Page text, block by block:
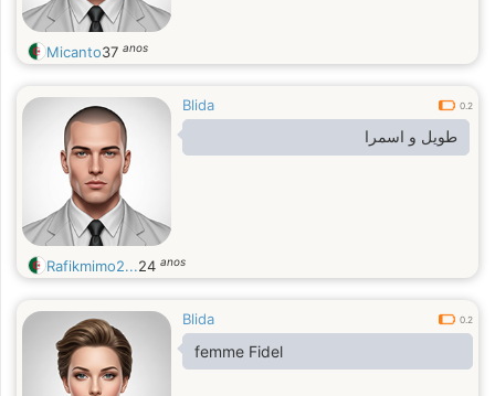
Micanto37 anos
Blida 0.2
طويل و اسمرا
Rafikmimo2...24 anos
Blida 0.2
femme Fidel